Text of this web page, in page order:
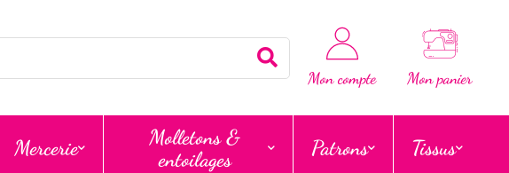
Rechercher
Mon compte Mon panier
Mercerie
Molletons &
entoilages
Patrons Tissus